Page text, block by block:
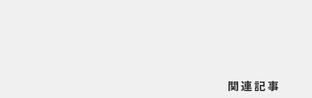
関連記事